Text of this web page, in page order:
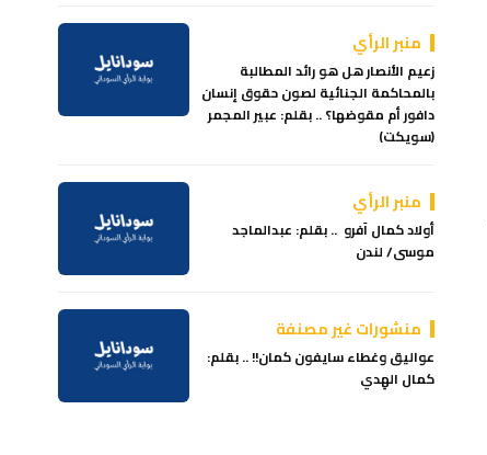
منبر الرأي
زعيم الأنصار هل هو رائد المطالبة
بالمحاكمة الجنائية لصون حقوق إنسان
دافور أم مقوضها؟ .. بقلم: عبير المجمر
(سويكت)
منبر الرأي
أولاد كمال آفرو .. بقلم: عبدالماجد
موسى/ لندن
منشورات غير مصنفة
عواليق وغطاء سايفون كمان!! .. بقلم:
كمال الهِدي